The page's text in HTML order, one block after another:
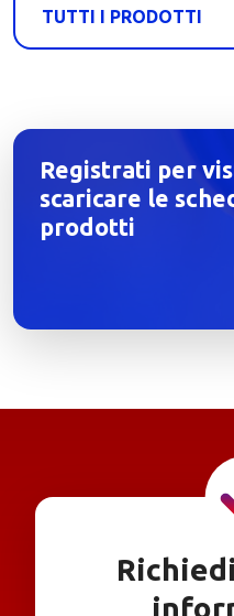
TUTTI I PRODOTTI
Registrati per
scaricare le
prodotti